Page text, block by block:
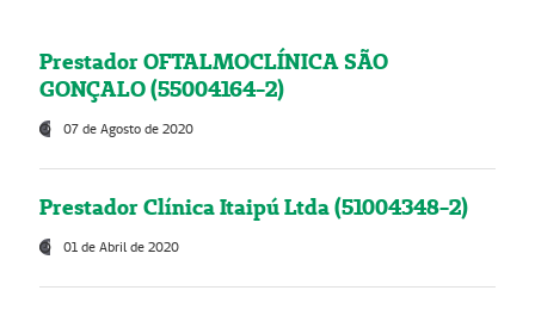
Prestador OFTALMOCLÍNICA SÃO
GONÇALO (55004164-2)
07 de Agosto de 2020
Prestador Clínica Itaipú Ltda (51004348-2)
01 de Abril de 2020